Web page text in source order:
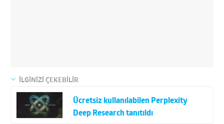
İLGİNİZİ ÇEKEBİLİR
Ücretsiz kullanılabilen Perplexity
Deep Research tanıtıldı